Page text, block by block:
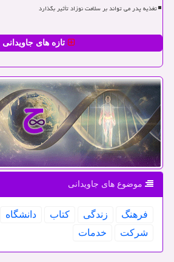
تغذیه پدر می تواند بر سلامت نوزاد تأثیر بگذارد
تازه های جاویدانی
موضوع های جاویدانی
فرهنگ زندگی كتاب دانشگاه
شركت
خدمات